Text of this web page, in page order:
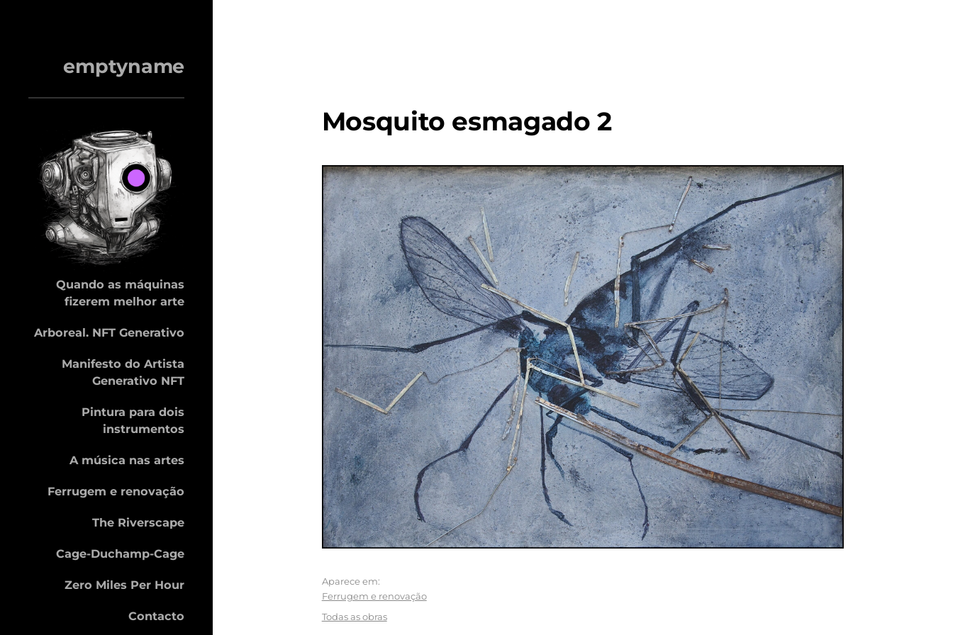
emptyname
Quando as máquinas
fizerem melhor arte
Arboreal. NFT Generativo
Manifesto do Artista
Generativo NFT
Pintura para dois
instrumentos
A música nas artes
Ferrugem e renovação
The Riverscape
Cage-Duchamp-Cage
Zero Miles Per Hour
Contacto
Mosquito esmagado 2
Aparece em:
Ferrugem e renovação
Todas as obras